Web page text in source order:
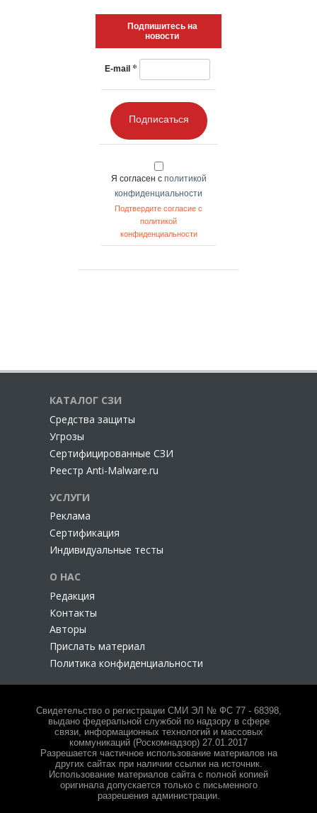
Подпишитесь на
новости
E-mail *
Подписаться
Я согласен с политикой
конфиденциальности
Подтвердите согласие с
политикой
конфиденциальности
КАТАЛОГ СЗИ
Cредства защиты
Угрозы
Сертифицированные СЗИ
Реестр Anti-Malware.ru
УСЛУГИ
Реклама
Сертификация
Индивидуальные тесты
О НАС
Редакция
Контакты
Авторы
Прислать материал
Политика конфиденциальности
Свидетельство о регистрации СМИ ЭЛ № ФС 77 - 68398,
выдано федеральной службой по надзору в сфере
связи, информационных технологий и массовых
коммуникаций (Роскомнадзор) 27.01.2017
Разрешается частичное использование материалов на
других сайтах при наличии ссылки на источник.
Использование материалов сайта с полной копией
оригинала допускается только с письменного
разрешения администрации.